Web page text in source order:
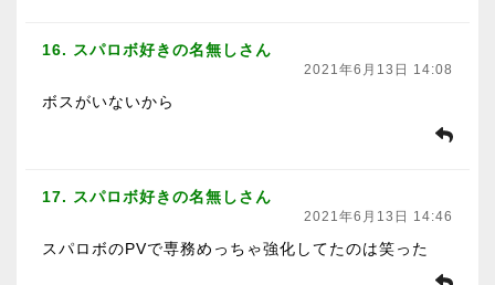
16. スパロボ好きの名無しさん
2021年6月13日 14:08
ボスがいないから
17. スパロボ好きの名無しさん
2021年6月13日 14:46
スパロボのPVで専務めっちゃ強化してたのは笑った